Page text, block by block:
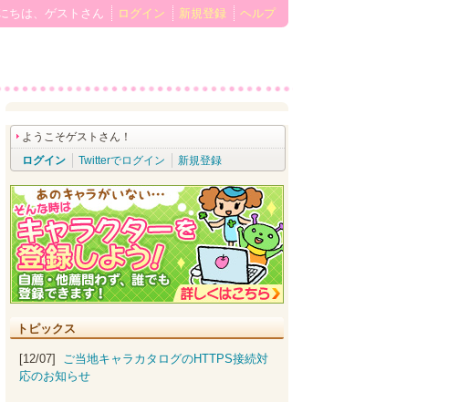
ちは、ゲストさん ログイン 新規登録 ヘルプ
ようこそゲストさん！
ログイン
Twitterでログイン 新規登録
トピックス
[12/07] ご当地キャラカタログのHTTPS接続対
応のお知らせ